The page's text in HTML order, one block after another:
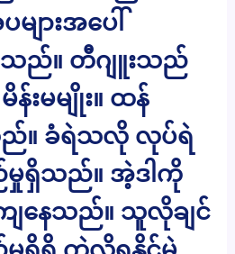
ားအပေါ်
သည်။ တီဂျူးသည်
းမမျိုး။ ထန်
။ ခံရဲသလို လုပ်ရဲ
မှုရှိသည်။ အဲ့ဒါကို
နေသည်။ သူလိုချင်